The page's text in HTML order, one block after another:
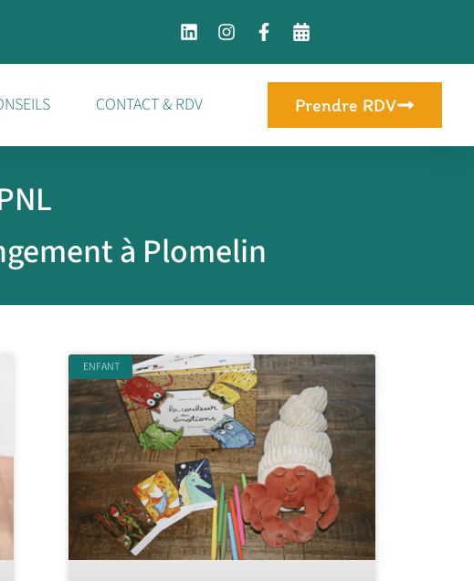
CONTACT & RDV Prendre RDV
à Plomelin
ENFANT